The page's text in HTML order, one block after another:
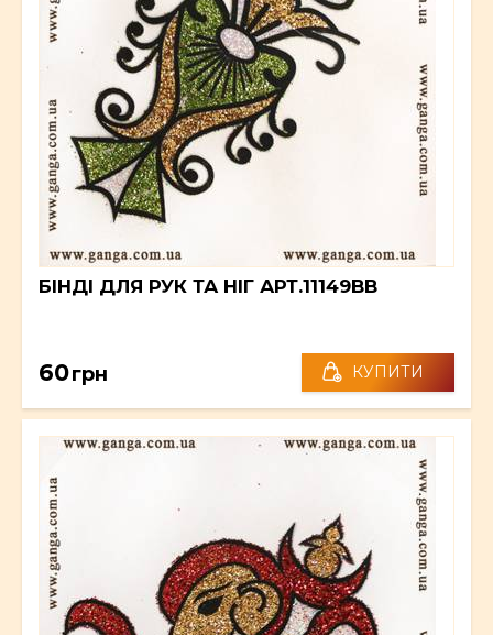
БІНДІ ДЛЯ РУК ТА НІГ АРТ.11149BB
60грн КУПИТИ